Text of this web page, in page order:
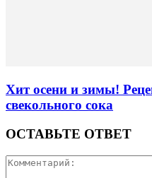
Хит осени и зимы!
свекольного сока
ОСТАВЬТЕ ОТВЕТ